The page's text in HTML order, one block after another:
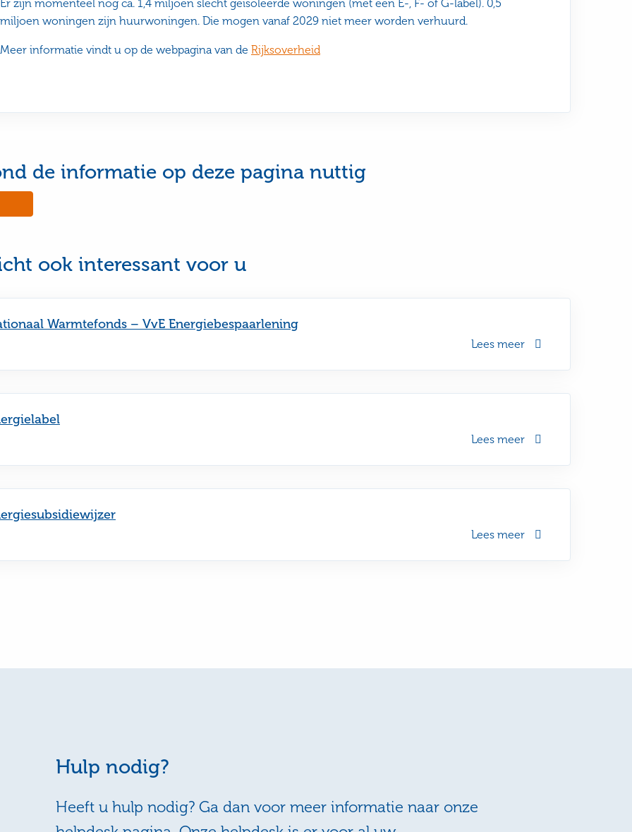
Er zijn momenteel nog ca. 1,4 miljoen slecht geïsoleerde woningen (met een E-, F- of G-label). 0,5
miljoen woningen zijn huurwoningen. Die mogen vanaf 2029 niet meer worden verhuurd.
Meer informatie vindt u op de webpagina van de Rijksoverheid
de informatie op deze pagina nuttig
this
not
usefulook interessant voor u
Warmtefonds – VvE Energiebespaarlening
Lees meer
Lees meer
Lees meer
Hulp nodig?
Heeft u hulp nodig? Ga dan voor meer informatie naar onze